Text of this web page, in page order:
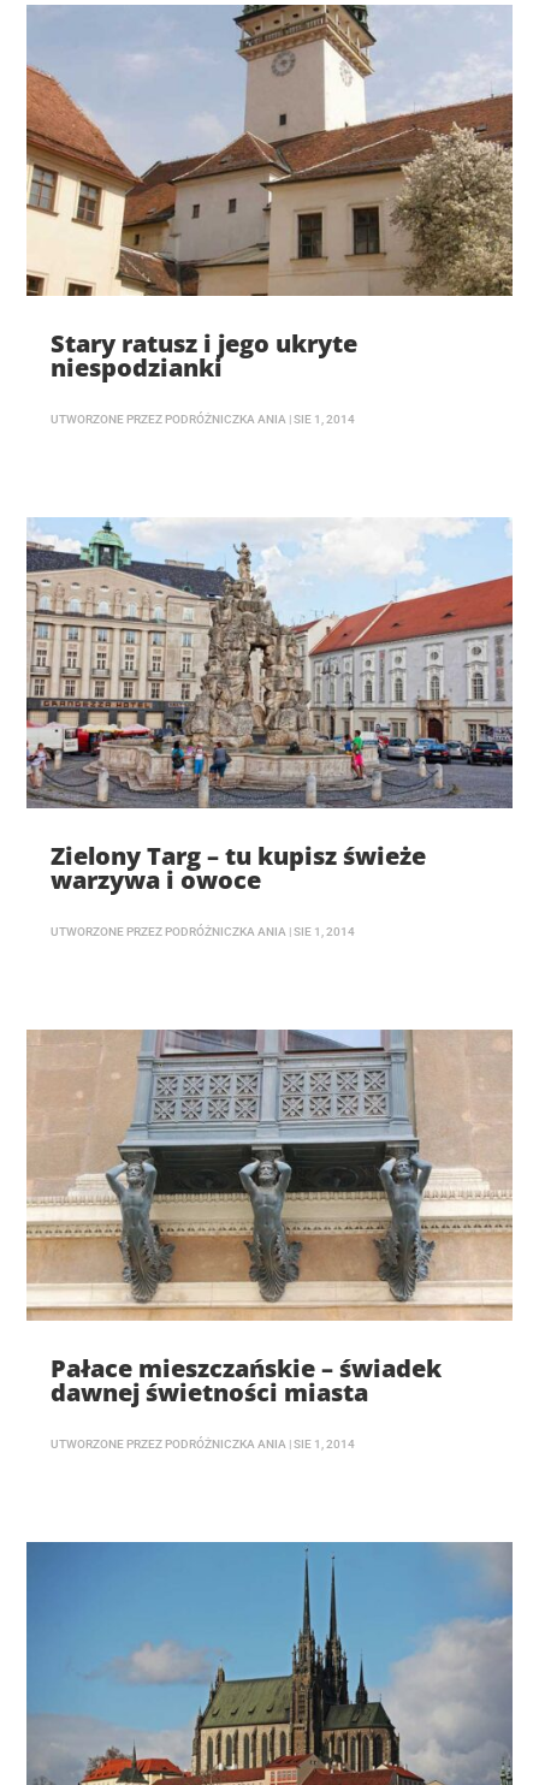
Stary ratusz i jego ukryte
niespodzianki
UTWORZONE PRZEZ PODRÓŻNICZKA ANIA |SIE 1, 2014
Zielony Targ – tu kupisz świeże
warzywa i owoce
UTWORZONE PRZEZ PODRÓŻNICZKA ANIA |SIE 1, 2014
Pałace mieszczańskie – świadek
dawnej świetności miasta
UTWORZONE PRZEZ PODRÓŻNICZKA ANIA |SIE 1, 2014